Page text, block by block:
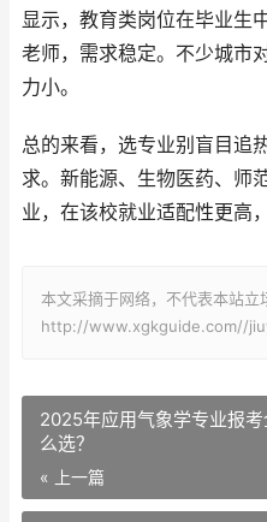
显示，教育类岗位在毕业生
老师，需求稳定。不少城市
力小。
总的来看，选专业别盲目追
求。新能源、生物医药、师
业，在该校就业适配性更高
本文采摘于网络，不代表本站立
http://www.xgkguide.com//
2025年应用气象学专业报
么选？
« 上一篇